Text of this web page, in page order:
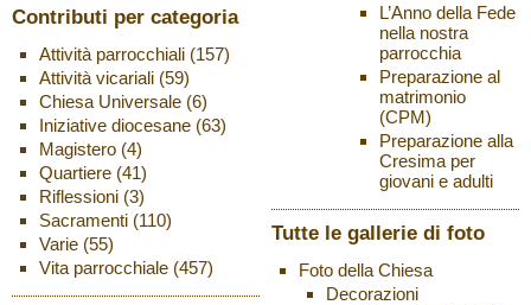
Contributi per categoria
Attività parrocchiali(157)
Attività vicariali(59)
Chiesa Universale(6)
Iniziative diocesane(63)
Magistero(4)
Quartiere(41)
Riflessioni(3)
Sacramenti(110)
Varie(55)
Vita parrocchiale(457)
L’Anno della Fede
nella nostra
parrocchia
Preparazione al
matrimonio
(CPM)
Preparazione alla
Cresima per
giovani e adulti
Tutte le gallerie di foto
Foto della Chiesa
Decorazioni